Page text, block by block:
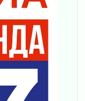
пока не
за год
рождения